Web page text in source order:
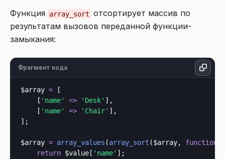
Функция array_sort отсортирует массив по
результатам вызовов переданной функции-
замыкания:
Фрагмент кода
$array = [
    [
'name' => 'Desk' ],
    [
'name' => 'Chair' ],
];
$array = array_values (array_sort ($array, function
return $value[ 'name' ];